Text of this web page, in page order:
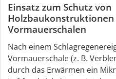
Einsatz zum Schutz von
Vormauerschalen
Nach einem
Vormauerschale (z. B.
durch das Erwärmen ein